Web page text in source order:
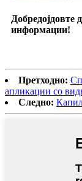
Добредојдовте
информации!
Претходно:
апликации со
Следно: